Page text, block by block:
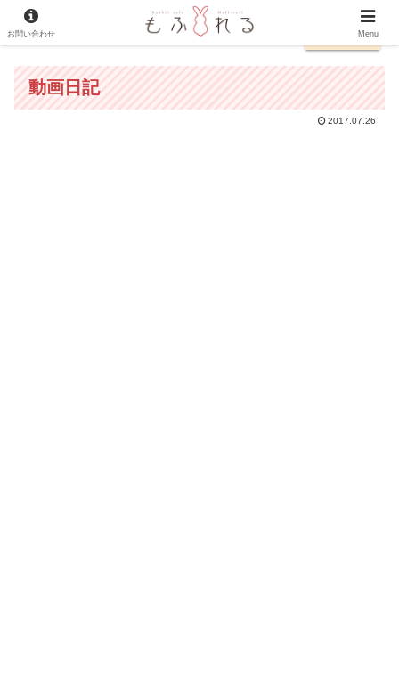
日本語
動画日記
2017.07.26
お問い合わせ Menu